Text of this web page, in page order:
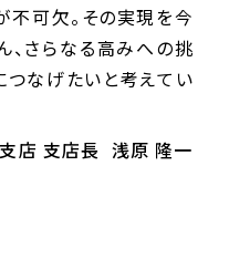
不可欠。その実現を今
、さらなる高みへの挑
つなげたいと考えてい
店 支店長 浅原 隆一